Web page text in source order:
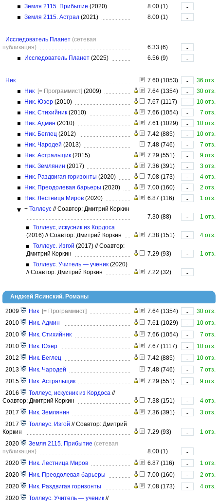
Земля 2115. Прибытие (2020) 8.00 (1)
-
Земля 2115. Астрал (2021) 8.00 (1) -
Исследователь Планет (сетевая
публикация)
6.33 (6)
-
Исследователь Планет (2025) 6.56 (9) -
Ник 7.60 (1053) -
36 отз.
Ник [= Программист] (2009) 7.64 (1354) -
30 отз.
Ник. Юзер (2010) 7.67 (1117) -
10 отз.
Ник. Стихийник (2010) 7.66 (1054) -
7 отз.
Ник. Админ (2010) 7.61 (1029) -
10 отз.
Ник. Беглец (2012) 7.42 (885) -
10 отз.
Ник. Чародей (2013) 7.48 (746) -
7 отз.
Ник. Астральщик (2015) 7.29 (551) -
9 отз.
Ник. Землянин (2017) 7.36 (391) -
3 отз.
Ник. Раздвигая горизонты (2020) 7.08 (173) -
4 отз.
Ник. Преодолевая барьеры (2020) 7.00 (160) -
2 отз.
Ник. Лестница Миров (2020) 6.87 (116) -
1 отз.
+ Толлеус //Соавтор: Дмитрий Коркин
7.30 (88)
-
1 отз.
Толлеус, искусник из Кордоса
(2016) //Соавтор: Дмитрий Коркин 7.38 (151) -
4 отз.
Толлеус. Изгой (2017) //Соавтор:
Дмитрий Коркин
7.29 (93) -
1 отз.
Толлеус. Учитель — ученик (2020)
//Соавтор: Дмитрий Коркин 7.22 (32) -
Анджей Ясинский. Романы
2009 Ник [= Программист] 7.64 (1354) -
30 отз.
2010
Ник. Админ 7.61 (1029) -
10 отз.
2010
Ник. Стихийник 7.66 (1054) -
7 отз.
2010
Ник. Юзер 7.67 (1117) -
10 отз.
2012
Ник. Беглец 7.42 (885) -
10 отз.
2013
Ник. Чародей 7.48 (746) -
7 отз.
2015
Ник. Астральщик 7.29 (551) -
9 отз.
2016
Толлеус, искусник из Кордоса //
Соавтор: Дмитрий Коркин
7.38 (151) -
4 отз.
2017
Ник. Землянин 7.36 (391) -
3 отз.
2017
Толлеус. Изгой //Соавтор: Дмитрий
Коркин
7.29 (93) -
1 отз.
2020
Земля 2115. Прибытие (сетевая
публикация)
8.00 (1)
-
2020
Ник. Лестница Миров 6.87 (116) -
1 отз.
2020
Ник. Преодолевая барьеры 7.00 (160) -
2 отз.
2020
Ник. Раздвигая горизонты 7.08 (173) -
4 отз.
2020
Толлеус. Учитель — ученик //